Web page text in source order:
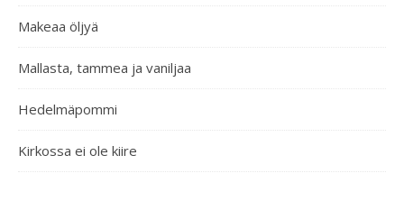
Makeaa öljyä
Mallasta, tammea ja vaniljaa
Hedelmäpommi
Kirkossa ei ole kiire